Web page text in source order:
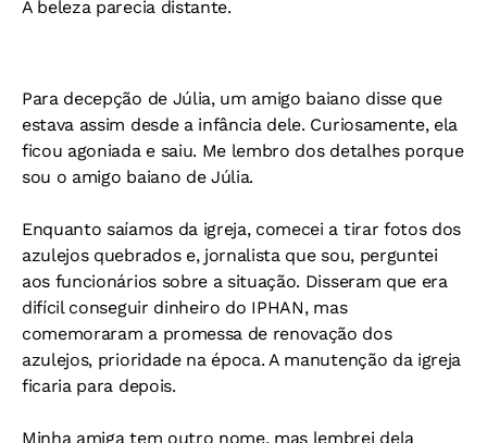
A beleza parecia distante.
Para decepção de Júlia, um amigo baiano disse que
estava assim desde a infância dele. Curiosamente, ela
ficou agoniada e saiu. Me lembro dos detalhes porque
sou o amigo baiano de Júlia.
Enquanto saíamos da igreja, comecei a tirar fotos dos
azulejos quebrados e, jornalista que sou, perguntei
aos funcionários sobre a situação. Disseram que era
difícil conseguir dinheiro do IPHAN, mas
comemoraram a promessa de renovação dos
azulejos, prioridade na época. A manutenção da igreja
ficaria para depois.
Minha amiga tem outro nome, mas lembrei dela